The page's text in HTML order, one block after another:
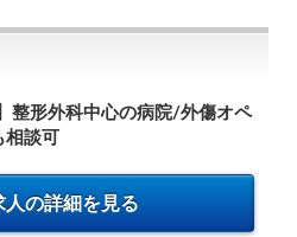
整形外科中心の病院/外傷オペ
談可
人の詳細を見る